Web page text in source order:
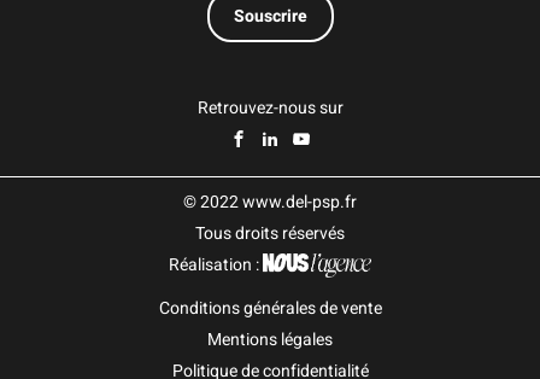
Retrouvez-nous sur
© 2022 www.del-psp.fr
Tous droits réservés
Réalisation :
Conditions générales de vente
Mentions légales
Politique de confidentialité